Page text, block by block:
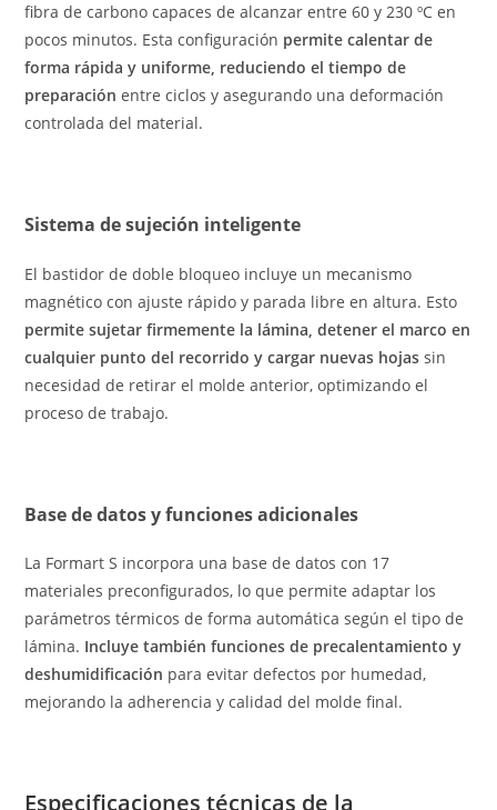
fibra de carbono capaces de alcanzar entre 60 y 230 ºC en
pocos minutos. Esta configuración permite calentar de
forma rápida y uniforme, reduciendo el tiempo de
preparación entre ciclos y asegurando una deformación
controlada del material.
Sistema de sujeción inteligente
El bastidor de doble bloqueo incluye un mecanismo
magnético con ajuste rápido y parada libre en altura. Esto
permite sujetar firmemente la lámina, detener el marco en
cualquier punto del recorrido y cargar nuevas hojas sin
necesidad de retirar el molde anterior, optimizando el
proceso de trabajo.
Base de datos y funciones adicionales
La Formart S incorpora una base de datos con 17
materiales preconfigurados, lo que permite adaptar los
parámetros térmicos de forma automática según el tipo de
lámina. Incluye también funciones de precalentamiento y
deshumidificación para evitar defectos por humedad,
mejorando la adherencia y calidad del molde final.
Especificaciones técnicas de la